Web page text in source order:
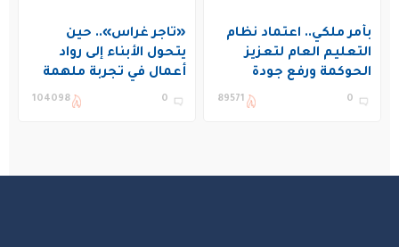
بأمر ملكي.. اعتماد نظام
التعليم العام لتعزيز
الحوكمة ورفع جودة
التعليم في المملكة
0
89571
«تاجر غراس».. حين
يتحول الأبناء إلى رواد
أعمال في تجربة ملهمة
بنادي غراس الصيفي
0
104098